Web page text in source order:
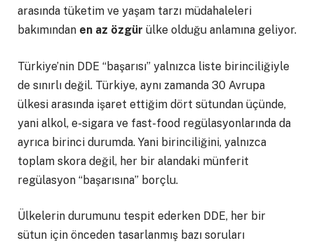
arasında tüketim ve yaşam tarzı müdahaleleri
bakımından en az özgür ülke olduğu anlamına geliyor.
Türkiye’nin DDE “başarısı” yalnızca liste birinciliğiyle
de sınırlı değil. Türkiye, aynı zamanda 30 Avrupa
ülkesi arasında işaret ettiğim dört sütundan üçünde,
yani alkol, e-sigara ve fast-food regülasyonlarında da
ayrıca birinci durumda. Yani birinciliğini, yalnızca
toplam skora değil, her bir alandaki münferit
regülasyon “başarısına” borçlu.
Ülkelerin durumunu tespit ederken DDE, her bir
sütun için önceden tasarlanmış bazı soruları